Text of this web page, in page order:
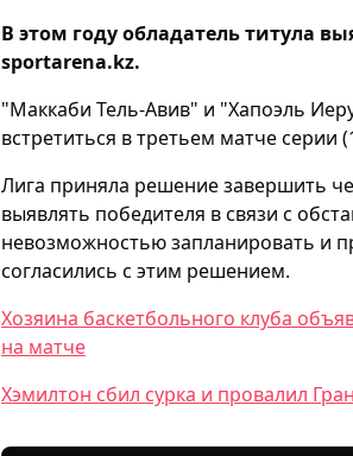
В этом году обладатель титула
sportarena.kz.
"Маккаби Тель-Авив" и "Хапоэль
встретиться в третьем матче серии
Лига приняла решение завершить
выявлять победителя в связи с
невозможностью запланировать и
согласились с этим решением.
Хозяина баскетбольного клуба
на матче
Хэмилтон сбил сурка и провалил